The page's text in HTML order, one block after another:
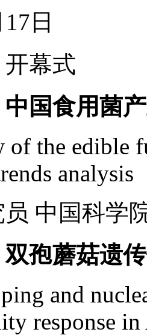
日
开幕式
中国食用菌
of the edible
analysis
中国科学
双孢蘑菇遗
and
response